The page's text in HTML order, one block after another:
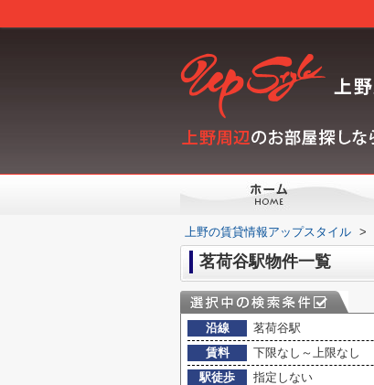
上野の賃貸情報アップスタイル >
茗荷谷駅物件一覧
沿線
茗荷谷駅
賃料
下限なし～上限なし
駅徒歩
指定しない